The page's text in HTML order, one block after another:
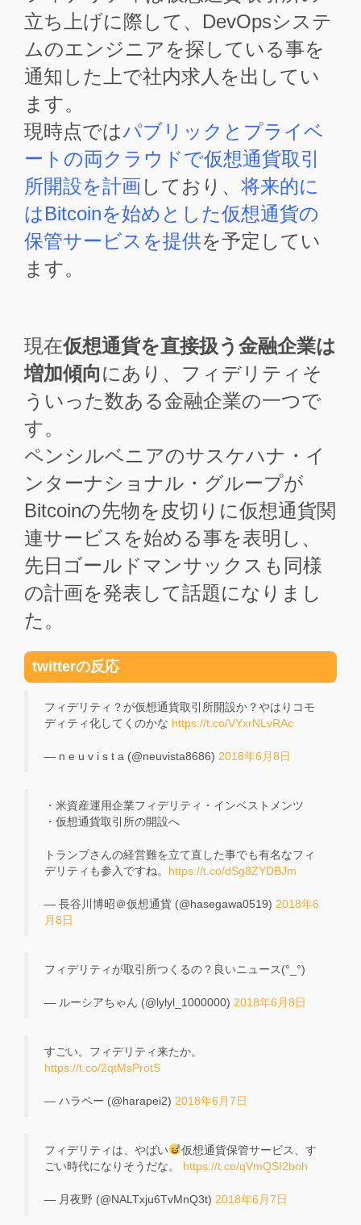
立ち上げに際して、DevOpsシステ
ムのエンジニアを探している事を
通知した上で社内求人を出してい
ます。
現時点ではパブリックとプライベ
ートの両クラウドで仮想通貨取引
所開設を計画 しており、 将来的に
はBitcoinを始めとした仮想通貨の
保管サービスを提供を予定してい
ます。
現在仮想通貨を直接扱う金融企業は
増加傾向にあり、フィデリティそ
ういった数ある金融企業の一つで
す。
ペンシルベニアのサスケハナ・イ
ンターナショナル・グループが
Bitcoinの先物を皮切りに仮想通貨関
連サービスを始める事を表明し、
先日ゴールドマンサックスも同様
の計画を発表して話題になりまし
た。
twitterの反応
フィデリティ？が仮想通貨取引所開設か？やはりコモ
ディティ化してくのかな https://t.co/VYxrNLvRAc
— n e u v i s t a (@neuvista8686) 2018年6月8日
・米資産運用企業フィデリティ・インベストメンツ
・仮想通貨取引所の開設へ
トランプさんの経営難を立て直した事でも有名なフィ
デリティも参入ですね。 https://t.co/dSg8ZYDBJm
— 長谷川博昭＠仮想通貨 (@hasegawa0519) 2018年6
月8日
フィデリティが取引所つくるの？良いニュース(°_°)
— ルーシアちゃん (@lylyl_1000000) 2018年6月8日
すごい。フィデリティ来たか。
https://t.co/2qtMsProtS
— ハラペー (@harapei2) 2018年6月7日
フィデリティは、やばい
仮想通貨保管サービス、す
ごい時代になりそうだな。 https://t.co/qVmQSI2boh
— 月夜野 (@NALTxju6TvMnQ3t) 2018年6月7日